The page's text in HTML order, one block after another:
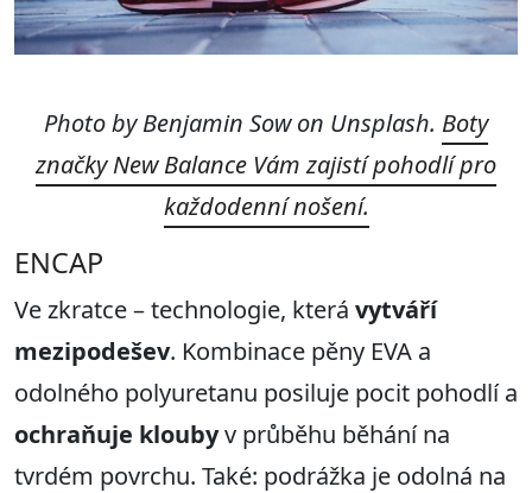
Photo by Benjamin Sow on Unsplash. Boty
značky New Balance Vám zajistí pohodlí pro
každodenní nošení.
ENCAP
Ve zkratce – technologie, která vytváří
mezipodešev. Kombinace pěny EVA a
odolného polyuretanu posiluje pocit pohodlí a
ochraňuje kloubyv průběhu běhání na
tvrdém povrchu. Také: podrážka je odolná na